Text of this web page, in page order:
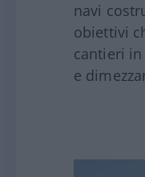
navi
obiettivi
cantieri
e